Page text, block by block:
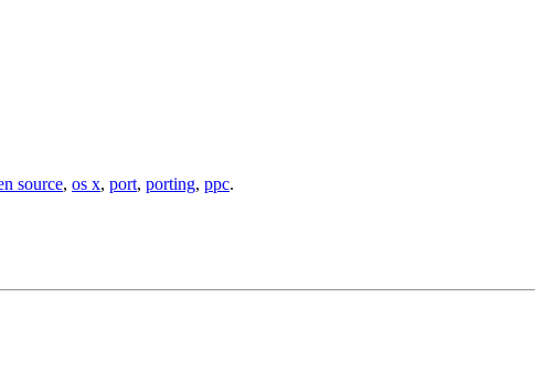
source, os x, port, porting, ppc.